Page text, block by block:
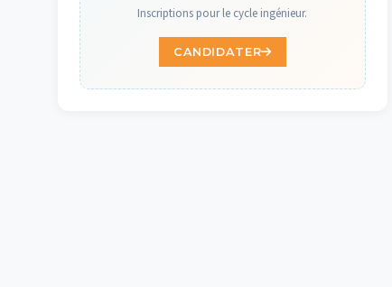
Inscriptions pour le cycle ingénieur.
CANDIDATER